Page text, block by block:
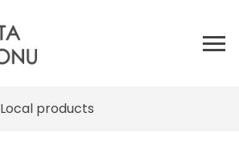
Local products